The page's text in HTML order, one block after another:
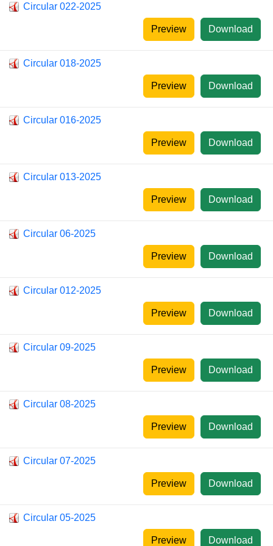
Circular 022-2025
Download
Preview
Circular 018-2025
Download
Preview
Circular 016-2025
Download
Preview
Circular 013-2025
Download
Preview
Circular 06-2025
Download
Preview
Circular 012-2025
Download
Preview
Circular 09-2025
Download
Preview
Circular 08-2025
Download
Preview
Circular 07-2025
Download
Preview
Circular 05-2025
Download
Preview